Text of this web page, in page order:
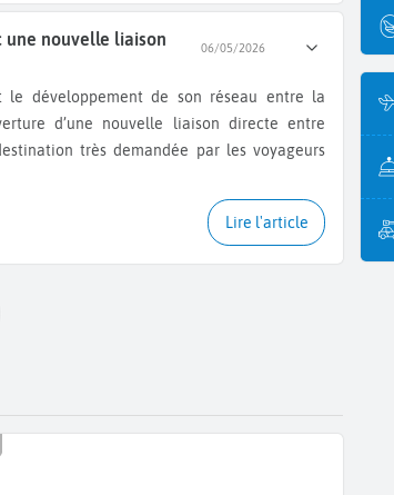
une nouvelle liaison
06/05/2026
d’une nouvelle liaison directe entre
très demandée par les voyageurs
Lire l'article